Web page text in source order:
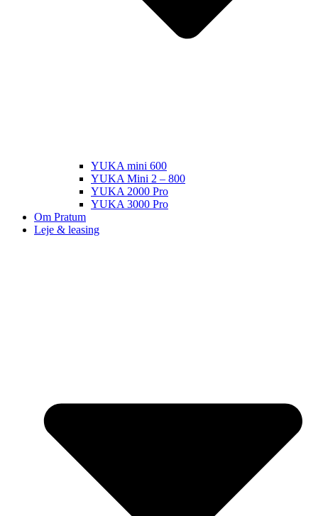
YUKA mini 600
YUKA Mini 2 – 800
YUKA 2000 Pro
YUKA 3000 Pro
Om Pratum
Leje & leasing